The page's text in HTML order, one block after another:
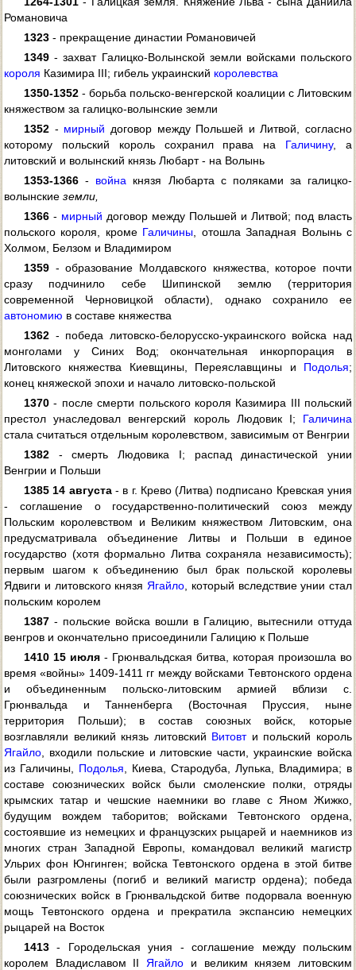
Романовича
1323 - прекращение династии Романовичей
1349 - захват Галицко-Волынской земли войсками польского
короля Казимира III; гибель украинский королевства
1350-1352 - борьба польско-венгерской коалиции с Литовским
княжеством за галицко-волынские земли
1352 - мирный договор между Польшей и Литвой, согласно
которому польский король сохранил права на Галичину, а
литовский и волынский князь Любарт - на Волынь
1353-1366 - война князя Любарта с поляками за галицко-
волынские земли,
1366 - мирный договор между Польшей и Литвой; под власть
польского короля, кроме Галичины , отошла Западная Волынь с
Холмом, Белзом и Владимиром
1359 - образование Молдавского княжества, которое почти
сразу подчинило себе Шипинской землю (территория
современной Черновицкой области), однако сохранило ее
автономию в составе княжества
1362 - победа литовско-белорусско-украинского войска над
монголами у Синих Вод; окончательная инкорпорация в
Литовского княжества Киевщины, Переяславщины и Подолья;
конец княжеской эпохи и начало литовско-польской
1370 - после смерти польского короля Казимира III польский
престол унаследовал венгерский король Людовик I; Галичина
стала считаться отдельным королевством, зависимым от Венгрии
1382 - смерть Людовика I; распад династической унии
Венгрии и Польши
1385 14 августа- в г. Крево (Литва) подписано Кревская уния
- соглашение о государственно-политический союз между
Польским королевством и Великим княжеством Литовским, она
предусматривала объединение Литвы и Польши в единое
государство (хотя формально Литва сохраняла независимость);
первым шагом к объединению был брак польской королевы
Ядвиги и литовского князя Ягайло , который вследствие унии стал
польским королем
1387 - польские войска вошли в Галицию, вытеснили оттуда
венгров и окончательно присоединили Галицию к Польше
1410 15 июля - Грюнвальдская битва, которая произошла во
время «войны» 1409-1411 гг между войсками Тевтонского ордена
и объединенным польско-литовским армией вблизи с.
Грюнвальда и Танненберга (Восточная Пруссия, ныне
территория Польши); в состав союзных войск, которые
возглавляли великий князь литовский Витовти польский король
Ягайло , входили польские и литовские части, украинские войска
из Галичины, Подолья , Киева, Стародуба, Лупька, Владимира; в
составе союзнических войск были смоленские полки, отряды
крымских татар и чешские наемники во главе с Яном Жижко,
будущим вождем таборитов; войсками Тевтонского ордена,
состоявшие из немецких и французских рыцарей и наемников из
многих стран Западной Европы, командовал великий магистр
Ульрих фон Юнгинген; войска Тевтонского ордена в этой битве
были разгромлены (погиб и великий магистр ордена); победа
союзнических войск в Грюнвальдской битве подорвала военную
мощь Тевтонского ордена и прекратила экспансию немецких
рыцарей на Восток
1413 - Городельская уния - соглашение между польским
королем Владиславом II Ягайло и великим князем литовским